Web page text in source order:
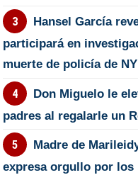
Hansel García
participará en
muerte de policía de
Don Miguelo le
padres al regalarle un
Madre de
expresa orgullo por los